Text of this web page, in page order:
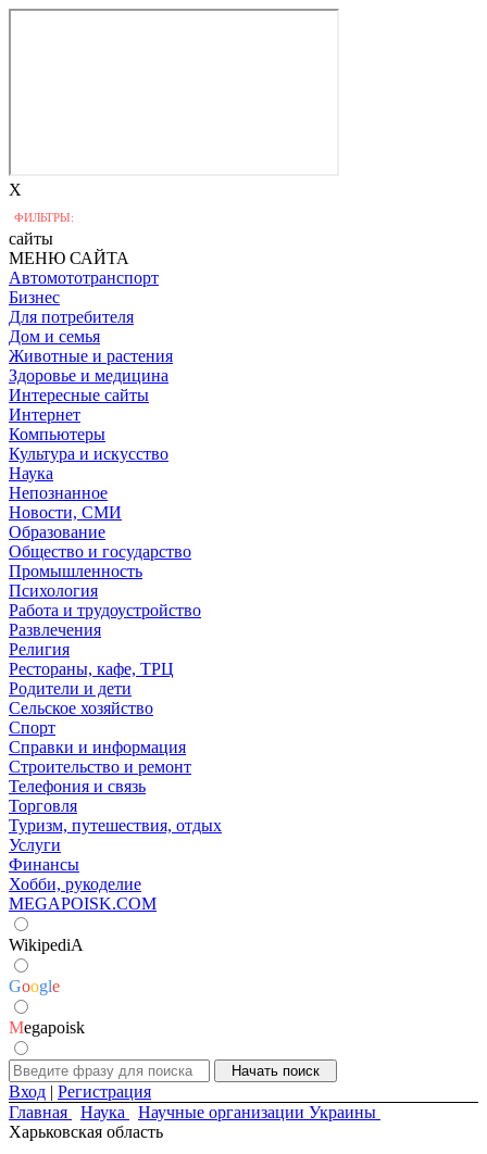
X
ФИЛЬТРЫ:
сайты
МЕНЮ САЙТА
Автомототранспорт
Бизнес
Для потребителя
Дом и семья
Животные и растения
Здоровье и медицина
Интересные сайты
Интернет
Компьютеры
Культура и искусство
Наука
Непознанное
Новости, СМИ
Образование
Общество и государство
Промышленность
Психология
Работа и трудоустройство
Развлечения
Религия
Рестораны, кафе, ТРЦ
Родители и дети
Сельское хозяйство
Спорт
Справки и информация
Строительство и ремонт
Телефония и связь
Торговля
Туризм, путешествия, отдых
Услуги
Финансы
Хобби, рукоделие
MEGAPOISK.COM
WikipediA
Google
Megapoisk
Вход | Регистрация
Главная
Наука
Научные организации Украины
Харьковская область